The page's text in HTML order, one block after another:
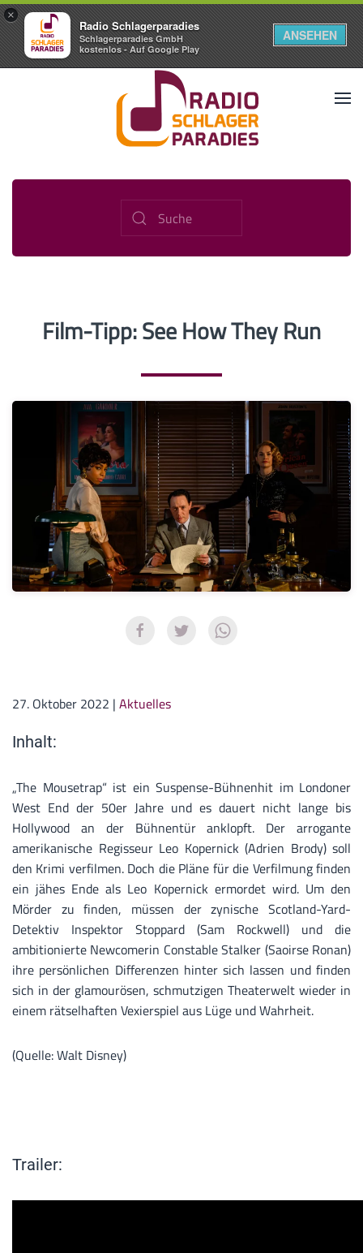
×
Radio Schlagerparadies
Schlagerparadies GmbH
kostenlos - Auf Google Play
ANSEHEN
Film-Tipp: See How They Run
27. Oktober 2022 | Aktuelles
Inhalt:
„The Mousetrap“ ist ein Suspense-Bühnenhit im Londoner
West End der 50er Jahre und es dauert nicht lange bis
Hollywood an der Bühnentür anklopft. Der arrogante
amerikanische Regisseur Leo Kopernick (Adrien Brody) soll
den Krimi verfilmen. Doch die Pläne für die Verfilmung finden
ein jähes Ende als Leo Kopernick ermordet wird. Um den
Mörder zu finden, müssen der zynische Scotland-Yard-
Detektiv Inspektor Stoppard (Sam Rockwell) und die
ambitionierte Newcomerin Constable Stalker (Saoirse Ronan)
ihre persönlichen Differenzen hinter sich lassen und finden
sich in der glamourösen, schmutzigen Theaterwelt wieder in
einem rätselhaften Vexierspiel aus Lüge und Wahrheit.
(Quelle: Walt Disney)
Trailer: